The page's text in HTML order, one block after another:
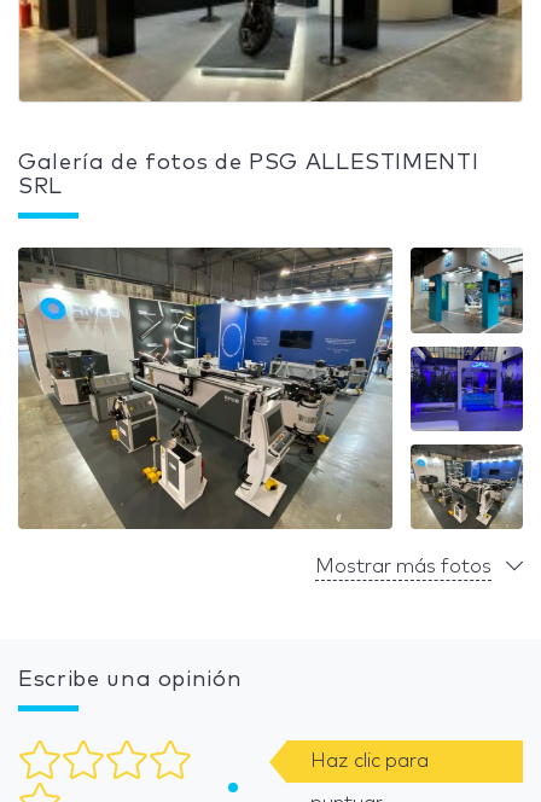
Galería de fotos de PSG ALLESTIMENTI
SRL
Mostrar más fotos
Escribe una opinión
Haz clic para